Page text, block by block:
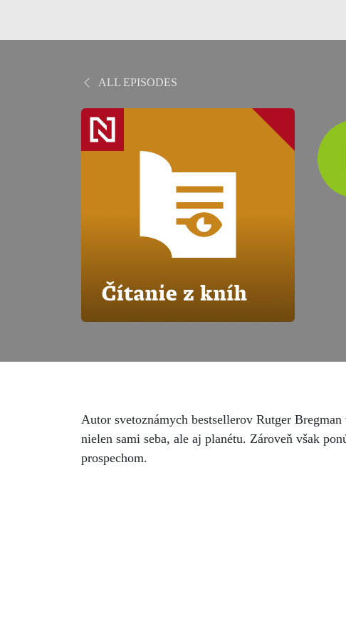
ALL EPISODES
Autor svetoznámych bestsellerov Rutger
nielen sami seba, ale aj planétu. Zároveň však
prospechom.